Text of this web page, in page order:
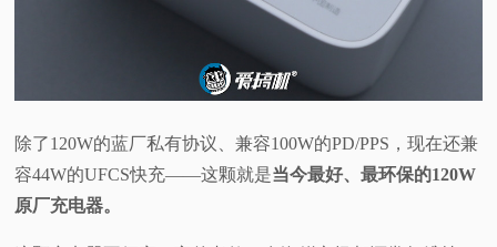
除了120W的蓝厂私有协议、兼容100W的PD/PPS，现在还兼
容44W的UFCS快充——这颗就是当今最好、最环保的120W
原厂充电器。